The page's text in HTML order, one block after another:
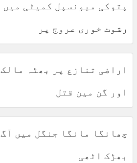
پتوکی میونسپل کمیٹی میں
رشوت خوری عروج پر
اراضی تنازع پر بھٹہ مالک
اور گن مین قتل
چھانگا مانگا جنگل میں آگ
بھڑک اٹھی